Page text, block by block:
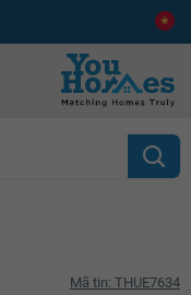
Mã tin: THUE7634